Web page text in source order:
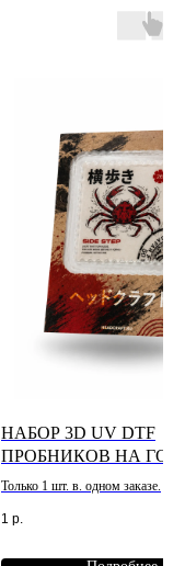
НАБОР 3D UV DTF
ПРОБНИКОВ НА
I3200
Только 1 шт. в. одном заказе.
1 р.